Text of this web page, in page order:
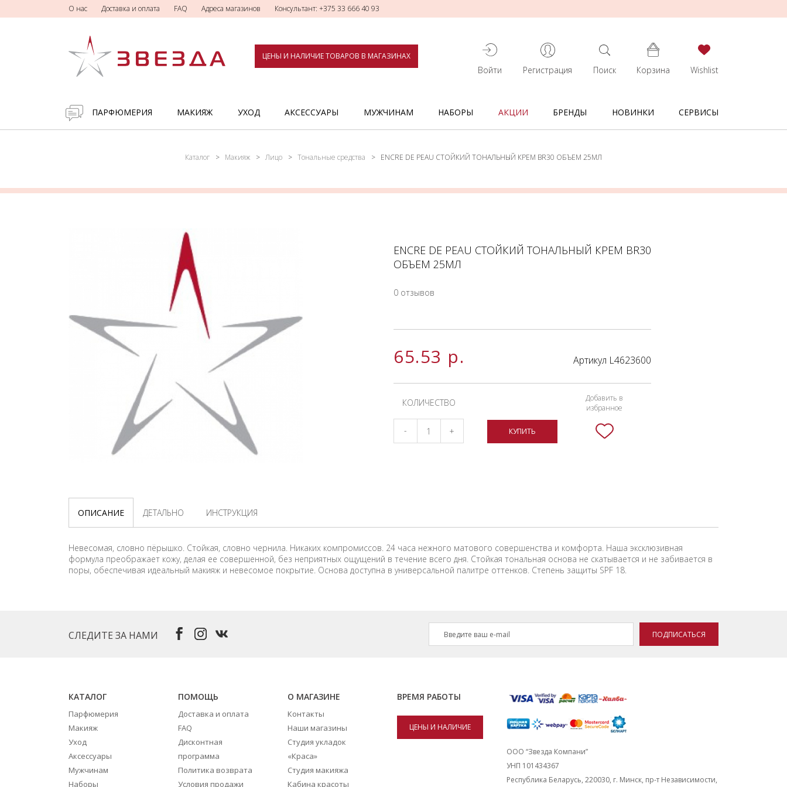
О нас Доставка и оплата FAQ Адреса магазинов Консультант: +375 33 666 40 93
ЦЕНЫ И НАЛИЧИЕ ТОВАРОВ В МАГАЗИНАХ
Войти Регистрация Поиск Корзина Wishlist
ПАРФЮМЕРИЯ МАКИЯЖ УХОД АКСЕССУАРЫ МУЖЧИНАМ НАБОРЫ АКЦИИ БРЕНДЫ НОВИНКИ СЕРВИСЫ
Каталог Макияж Лицо Тональные средства ENCRE DE PEAU СТОЙКИЙ ТОНАЛЬНЫЙ КРЕМ BR30 ОБЪЕМ 25МЛ
ENCRE DE PEAU СТОЙКИЙ ТОНАЛЬНЫЙ КРЕМ BR30
ОБЪЕМ 25МЛ
0 отзывов
65.53 р. Артикул L4623600
КОЛИЧЕСТВО
- + КУПИТЬ
Добавить в
избранное
ОПИСАНИЕ ДЕТАЛЬНО ИНСТРУКЦИЯ
Невесомая, словно пёрышко. Стойкая, словно чернила. Никаких компромиссов. 24 часа нежного матового совершенства и комфорта. Наша эксклюзивная
формула преображает кожу, делая ее совершенной, без неприятных ощущений в течение всего дня. Стойкая тональная основа не скатывается и не забивается в
поры, обеспечивая идеальный макияж и невесомое покрытие. Основа доступна в универсальной палитре оттенков. Степень защиты SPF 18.
СЛЕДИТЕ ЗА НАМИ ПОДПИСАТЬСЯ
КАТАЛОГ
Парфюмерия
Макияж
Уход
Аксессуары
Мужчинам
Наборы
ПОМОЩЬ
Доставка и оплата
FAQ
Дисконтная
программа
Политика возврата
Условия продажи
О МАГАЗИНЕ
Контакты
Наши магазины
Студия укладок
«Краса»
Студия макияжа
Кабина красоты
ВРЕМЯ РАБОТЫ
ЦЕНЫ И НАЛИЧИЕ
ООО “Звезда Компани”
УНП 101434367
Республика Беларусь, 220030, г. Минск, пр-т Независимости,